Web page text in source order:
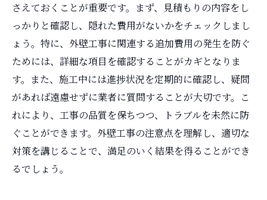
さえておくことが重要です。まず、見積もりの内容をし
っかりと確認し、隠れた費用がないかをチェックしまし
ょう。特に、外壁工事に関連する追加費用の発生を防ぐ
ためには、詳細な項目を確認することがカギとなりま
す。また、施工中には進捗状況を定期的に確認し、疑問
があれば遠慮せずに業者に質問することが大切です。こ
れにより、工事の品質を保ちつつ、トラブルを未然に防
ぐことができます。外壁工事の注意点を理解し、適切な
対策を講じることで、満足のいく結果を得ることができ
るでしょう。